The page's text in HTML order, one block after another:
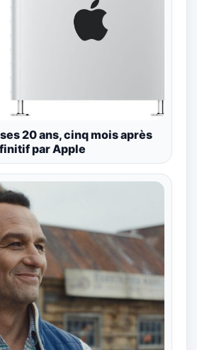
20 ans, cinq mois après
par Apple